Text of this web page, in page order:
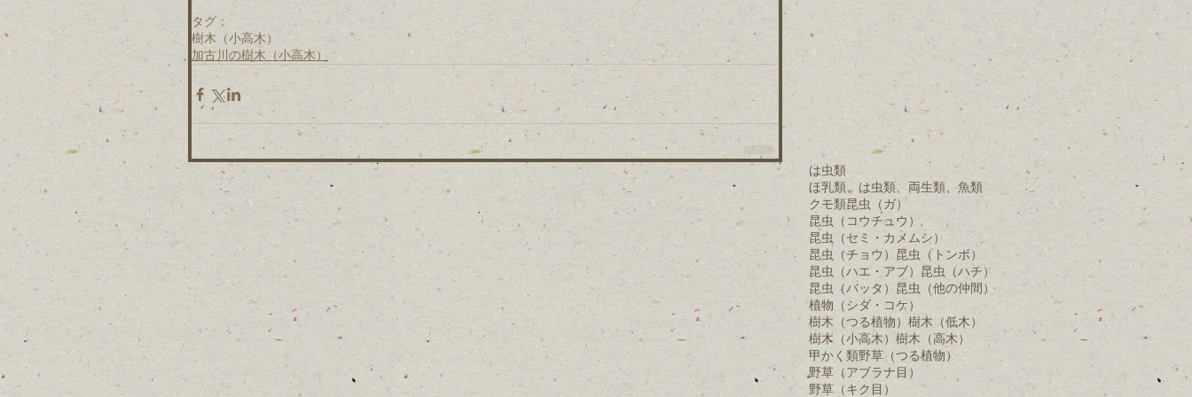
タグ：
樹木（小高木）
加古川の樹木（小高木）
は虫類
ほ乳類、は虫類、両生類、魚類
クモ類昆虫（ガ）
昆虫（コウチュウ）
昆虫（セミ・カメムシ）
昆虫（チョウ） 昆虫（トンボ）
昆虫（ハエ・アブ） 昆虫（ハチ）
昆虫（バッタ） 昆虫（他の仲間）
植物（シダ・コケ）
樹木（つる植物） 樹木（低木）
樹木（小高木） 樹木（高木）
甲かく類野草（つる植物）
野草（アブラナ目）
野草（キク目）